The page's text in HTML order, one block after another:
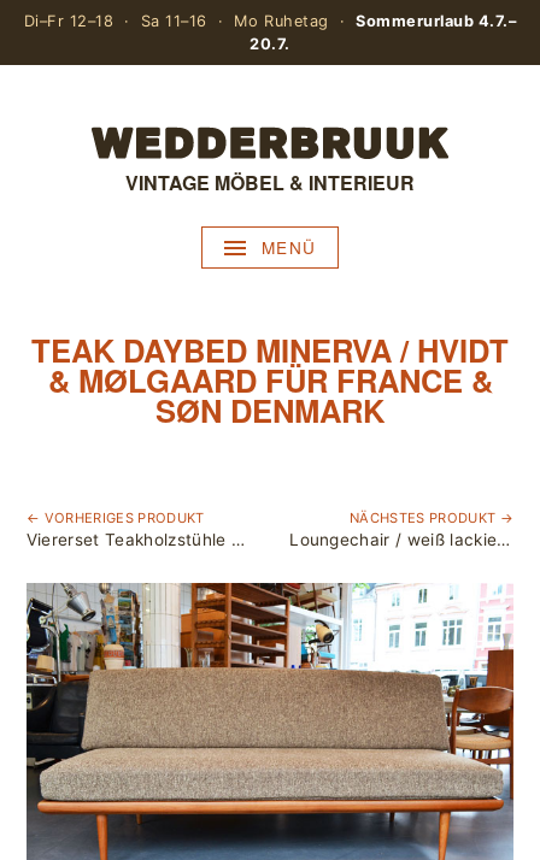
Di–Fr 12–18 · Sa 11–16 · Mo Ruhetag ·Sommerurlaub 4.7.–
20.7.
VINTAGE MÖBEL & INTERIEUR
MENÜ
TEAK DAYBED MINERVA / HVIDT
& MØLGAARD FÜR FRANCE &
SØN DENMARK
← VORHERIGES PRODUKT
Viererset Teakholzstühle von Vestervig Eriksen
NÄCHSTES PRODUKT →
Loungechair / weiß lackiertes Holz & gelbes Polster